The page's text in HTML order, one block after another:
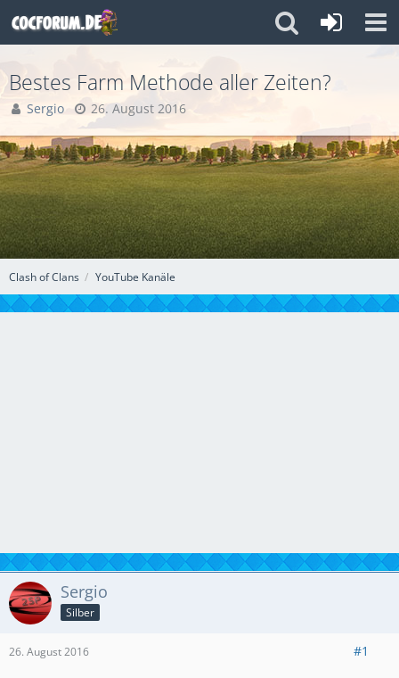
Clash of Clans YouTube Kanäle
Bestes Farm Methode aller Zeiten?
Sergio 26. August 2016
Sergio
Silber
26. August 2016 #1